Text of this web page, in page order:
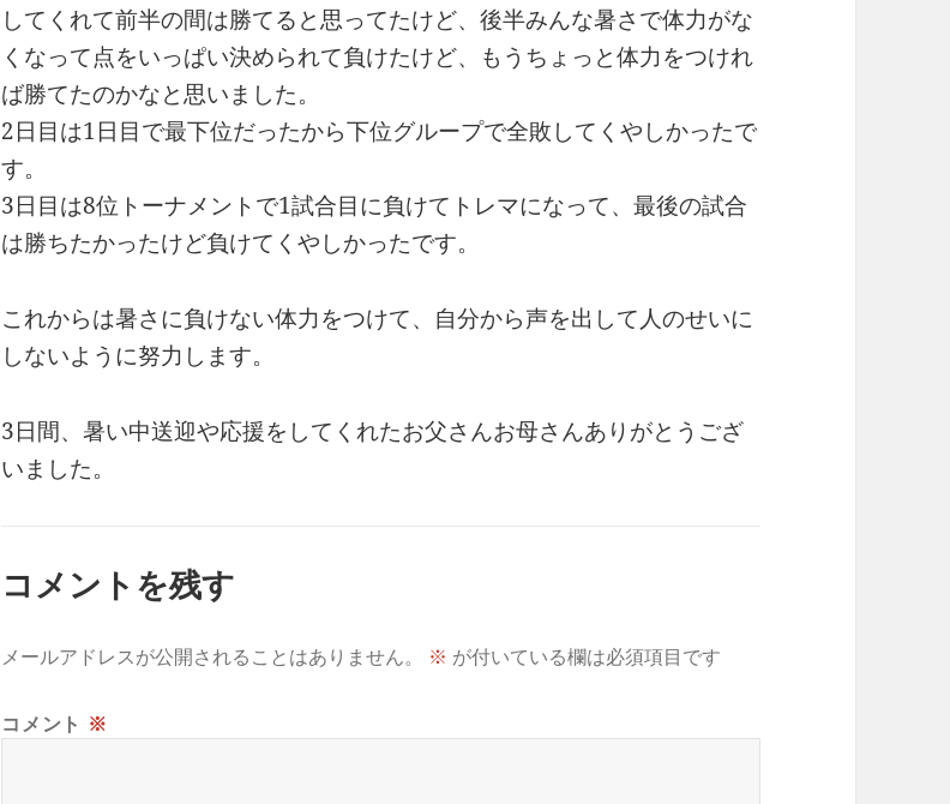
してくれて前半の間は勝てると思ってたけど、後半みんな暑さで体力がな
くなって点をいっぱい決められて負けたけど、もうちょっと体力をつけれ
ば勝てたのかなと思いました。
2日目は1日目で最下位だったから下位グループで全敗してくやしかったで
す。
3日目は8位トーナメントで1試合目に負けてトレマになって、最後の試合
は勝ちたかったけど負けてくやしかったです。
これからは暑さに負けない体力をつけて、自分から声を出して人のせいに
しないように努力します。
3日間、暑い中送迎や応援をしてくれたお父さんお母さんありがとうござ
いました。
コメントを残す
メールアドレスが公開されることはありません。 ※ が付いている欄は必須項目です
コメント ※